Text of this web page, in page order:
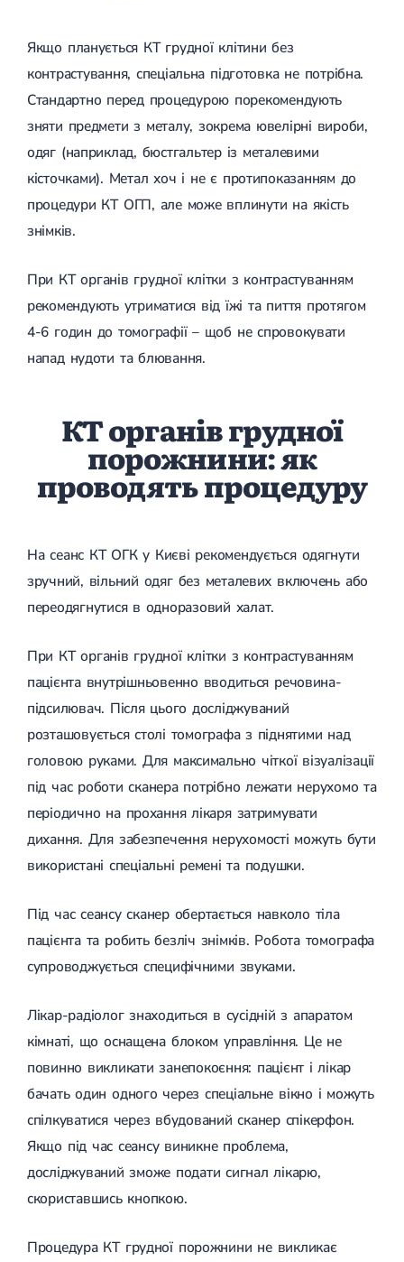
Якщо планується КТ грудної клітини без
контрастування, спеціальна підготовка не потрібна.
Стандартно перед процедурою порекомендують
зняти предмети з металу, зокрема ювелірні вироби,
одяг (наприклад, бюстгальтер із металевими
кісточками). Метал хоч і не є протипоказанням до
процедури КТ ОГП, але може вплинути на якість
знімків.
При КТ органів грудної клітки з контрастуванням
рекомендують утриматися від їжі та пиття протягом
4-6 годин до томографії – щоб не спровокувати
напад нудоти та блювання.
КТ органів грудної
порожнини: як
проводять процедуру
На сеанс КТ ОГК у Києві рекомендується одягнути
зручний, вільний одяг без металевих включень або
переодягнутися в одноразовий халат.
При КТ органів грудної клітки з контрастуванням
пацієнта внутрішньовенно вводиться речовина-
підсилювач. Після цього досліджуваний
розташовується столі томографа з піднятими над
головою руками. Для максимально чіткої візуалізації
під час роботи сканера потрібно лежати нерухомо та
періодично на прохання лікаря затримувати
дихання. Для забезпечення нерухомості можуть бути
використані спеціальні ремені та подушки.
Під час сеансу сканер обертається навколо тіла
пацієнта та робить безліч знімків. Робота томографа
супроводжується специфічними звуками.
Лікар-радіолог знаходиться в сусідній з апаратом
кімнаті, що оснащена блоком управління. Це не
повинно викликати занепокоєння: пацієнт і лікар
бачать один одного через спеціальне вікно і можуть
спілкуватися через вбудований сканер спікерфон.
Якщо під час сеансу виникне проблема,
досліджуваний зможе подати сигнал лікарю,
скориставшись кнопкою.
Процедура КТ грудної порожнини не викликає